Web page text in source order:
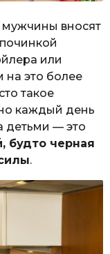
мужчины вносят
или
на это более
такое
каждый день
детьми — это
будто черная
.